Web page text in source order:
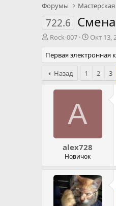
Форумы
722.6
А
т
о
р
т
Rock-007
Д
т
а
а
ч
Окт 13,
Первая электронная
Назад
1 2 3
A
alex728
Новичок